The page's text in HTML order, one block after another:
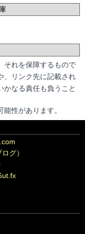
それを保障するもので
、リンク先に記載され
かなる責任も負うこと
性があります。
グ）